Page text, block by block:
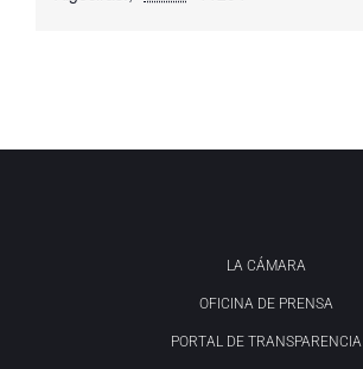
LA CÁMARA
OFICINA DE PRENSA
PORTAL DE TRANSPARENCIA